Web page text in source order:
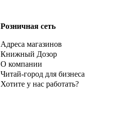
Розничная сеть
Адреса магазинов
Книжный Дозор
О компании
Читай-город для бизнеса
Хотите у нас работать?